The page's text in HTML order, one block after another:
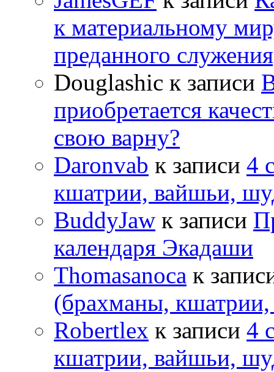
к материальному
преданного
Douglashic к записи
приобретается
свою варну?
Daronvab к записи 4
кшатрии, вайшьи,
BuddyJaw к записи
календаря Экадаши
Thomasanoca к
(брахманы,
Robertlex к записи 4
кшатрии, вайшьи,